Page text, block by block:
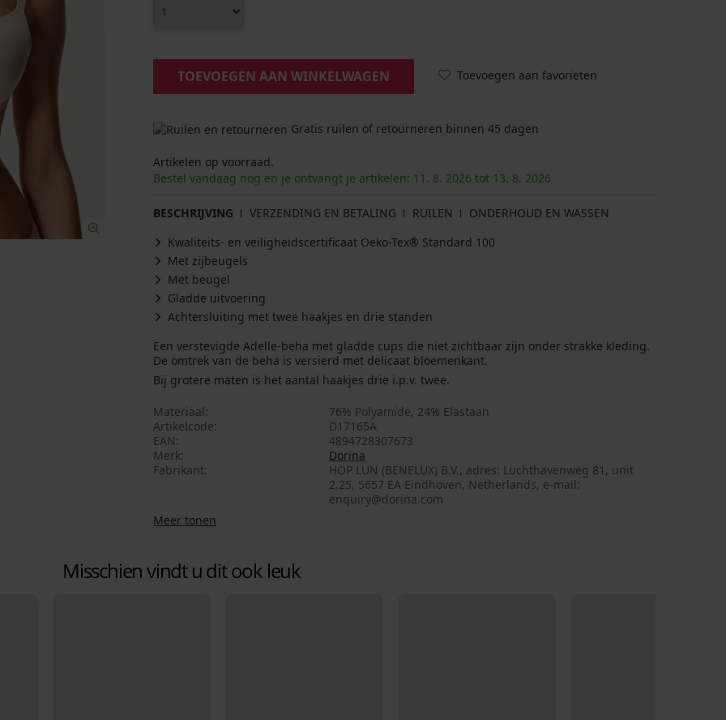
TOEVOEGEN AAN WINKELWAGEN Toevoegen aan favorieten
Gratis ruilen of retourneren binnen 45 dagen
Artikelen op voorraad.
Bestel vandaag nog en je ontvangt je artikelen: 11. 8. 2026 tot 13. 8. 2026
BESCHRIJVING VERZENDING EN BETALING RUILEN
ONDERHOUD EN WASSEN
Kwaliteits- en veiligheidscertificaat Oeko-Tex® Standard 100
Met zijbeugels
Met beugel
Gladde uitvoering
Achtersluiting met twee haakjes en drie standen
Een verstevigde Adelle-beha met gladde cups die niet zichtbaar zijn onder strakke kleding.
De omtrek van de beha is versierd met delicaat bloemenkant.
Bij grotere maten is het aantal haakjes drie i.p.v. twee.
Materiaal
76% Polyamide, 24% Elastaan
Artikelcode
D17165A
EAN
4894728307673
Merk
Dorina
Fabrikant
HOP LUN (BENELUX) B.V., adres: Luchthavenweg 81, unit
2.25, 5657 EA Eindhoven, Netherlands, e-mail:
enquiry@dorina.com
Meer tonen
Misschien vindt u dit ook leuk